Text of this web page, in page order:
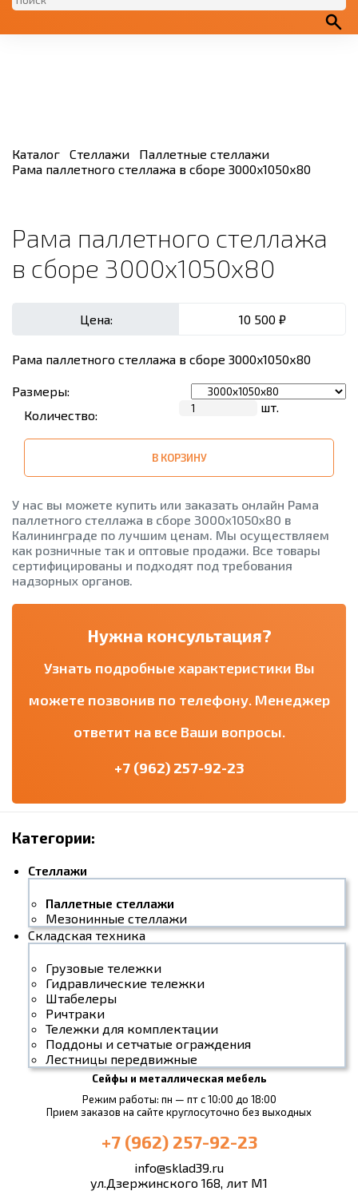
Каталог Стеллажи
Паллетные стеллажи
Pамa паллетного стеллажа в сборе 3000x1050х80
Pамa паллетного стеллажа
в сборе 3000x1050х80
Цена: 10 500 ₽
Pамa паллетного стеллажа в сборе 3000x1050х80
Размеры:
Количество:
шт.
В КОРЗИНУ
У нас вы можете купить или заказать онлайн Pамa
паллетного стеллажа в сборе 3000x1050х80 в
Калининграде по лучшим ценам. Мы осуществляем
как розничные так и оптовые продажи. Все товары
сертифицированы и подходят под требования
надзорных органов.
Нужна консультация?
Узнать подробные характеристики Вы
можете позвонив по телефону. Менеджер
ответит на все Ваши вопросы.
+7 (962) 257-92-23
Категории:
Стеллажи
Паллетные стеллажи
Мезонинные стеллажи
Складская техника
Грузовые тележки
Гидравлические тележки
Штабелеры
Ричтраки
Тележки для комплектации
Поддоны и сетчатые ограждения
Лестницы передвижные
Сейфы и металлическая мебель
Режим работы: пн — пт с 10:00 до 18:00
Прием заказов на сайте круглосуточно без выходных
+7 (962) 257-92-23
info@sklad39.ru
ул.Дзержинского 168, лит М1